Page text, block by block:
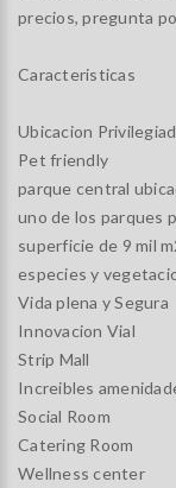
precios, pregunta
Caracteristicas
Ubicacion
Pet friendly
parque central
uno de los parques
superficie de 9 mil
especies y
Vida plena y Segura
Innovacion Vial
Strip Mall
Increibles
Social Room
Catering Room
Wellness center